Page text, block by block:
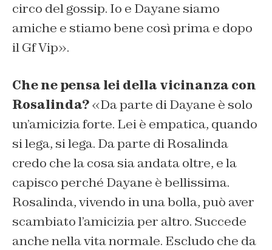
circo del gossip. Io e Dayane siamo
amiche e stiamo bene così prima e dopo
il Gf Vip».
Che ne pensa lei della vicinanza con
Rosalinda?«Da parte di Dayane è solo
un’amicizia forte. Lei è empatica, quando
si lega, si lega. Da parte di Rosalinda
credo che la cosa sia andata oltre, e la
capisco perché Dayane è bellissima.
Rosalinda, vivendo in una bolla, può aver
scambiato l’amicizia per altro. Succede
anche nella vita normale. Escludo che da